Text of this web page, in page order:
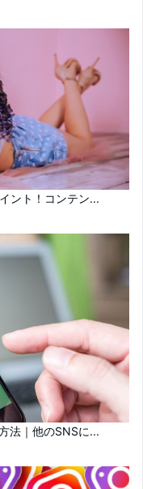
ント！コンテン...
法｜他のSNSに...